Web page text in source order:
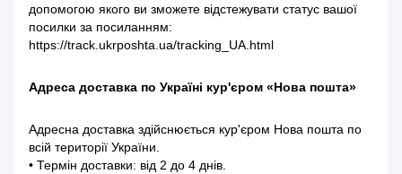
допомогою якого ви зможете відстежувати статус вашої
посилки за посиланням:
https://track.ukrposhta.ua/tracking_UA.html
Адреса доставка по Україні кур'єром «Нова пошта»
Адресна доставка здійснюється кур'єром Нова пошта по
всій території України.
• Термін доставки: від 2 до 4 днів.